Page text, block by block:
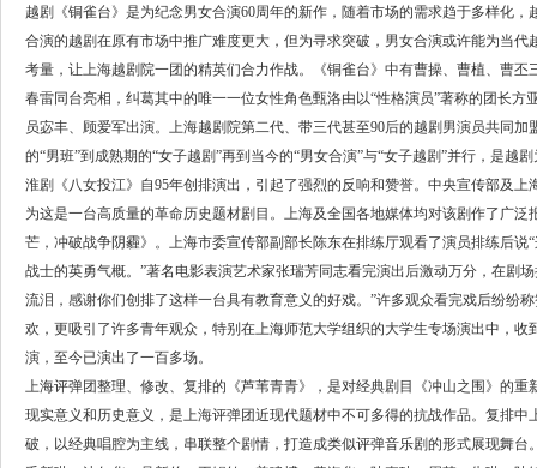
越剧《铜雀台》是为纪念男女合演60周年的新作，随着市场的需求趋于多样化
合演的越剧在原有市场中推广难度更大，但为寻求突破，男女合演或许能为当
考量，让上海越剧院一团的精英们合力作战。《铜雀台》中有曹操、曹植、曹
春雷同台亮相，纠葛其中的唯一一位女性角色甄洛由以“性格演员”著称的团长
员宓丰、顾爱军出演。上海越剧院第二代、带三代甚至90后的越剧男演员共同
的“男班”到成熟期的“女子越剧”再到当今的“男女合演”与“女子越剧”并行，是越
淮剧《八女投江》自95年创排演出，引起了强烈的反响和赞誉。中央宣传部及
为这是一台高质量的革命历史题材剧目。上海及全国各地媒体均对该剧作了广
芒，冲破战争阴霾》。上海市委宣传部副部长陈东在排练厅观看了演员排练后
战士的英勇气概。”著名电影表演艺术家张瑞芳同志看完演出后激动万分，在剧
流泪，感谢你们创排了这样一台具有教育意义的好戏。”许多观众看完戏后纷纷
欢，更吸引了许多青年观众，特别在上海师范大学组织的大学生专场演出中，
演，至今已演出了一百多场。
上海评弹团整理、修改、复排的《芦苇青青》，是对经典剧目《冲山之围》的
现实意义和历史意义，是上海评弹团近现代题材中不可多得的抗战作品。复排
破，以经典唱腔为主线，串联整个剧情，打造成类似评弹音乐剧的形式展现舞